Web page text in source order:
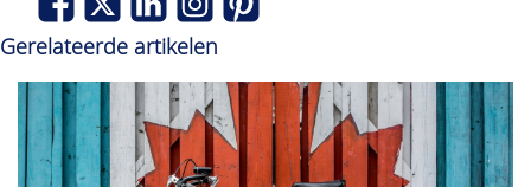
Gerelateerde artikelen